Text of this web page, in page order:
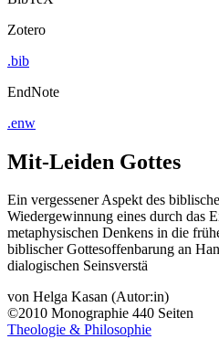
Zotero
.bib
EndNote
.enw
Mit-Leiden Gottes
Ein vergessener Aspekt des
Wiedergewinnung eines durch das
metaphysischen Denkens in die
biblischer Gottesoffenbarung an
dialogischen Seinsverstä
von Helga Kasan (Autor:in)
©2010 Monographie 440 Seiten
Theologie & Philosophie